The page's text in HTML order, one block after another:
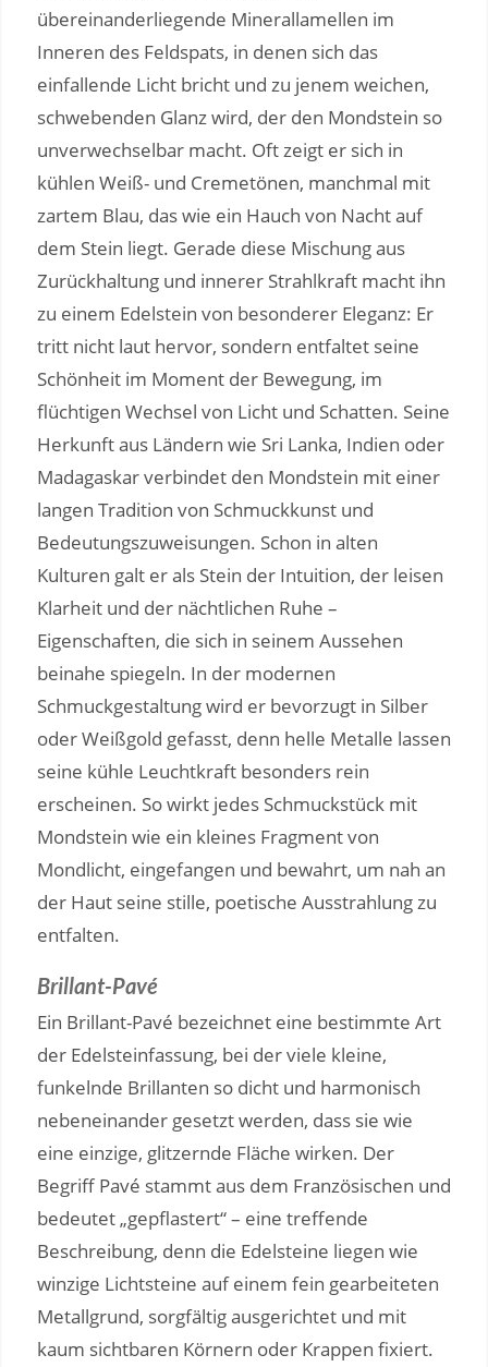
übereinanderliegende Minerallamellen im
Inneren des Feldspats, in denen sich das
einfallende Licht bricht und zu jenem weichen,
schwebenden Glanz wird, der den Mondstein so
unverwechselbar macht. Oft zeigt er sich in
kühlen Weiß- und Cremetönen, manchmal mit
zartem Blau, das wie ein Hauch von Nacht auf
dem Stein liegt. Gerade diese Mischung aus
Zurückhaltung und innerer Strahlkraft macht ihn
zu einem Edelstein von besonderer Eleganz: Er
tritt nicht laut hervor, sondern entfaltet seine
Schönheit im Moment der Bewegung, im
flüchtigen Wechsel von Licht und Schatten. Seine
Herkunft aus Ländern wie Sri Lanka, Indien oder
Madagaskar verbindet den Mondstein mit einer
langen Tradition von Schmuckkunst und
Bedeutungszuweisungen. Schon in alten
Kulturen galt er als Stein der Intuition, der leisen
Klarheit und der nächtlichen Ruhe –
Eigenschaften, die sich in seinem Aussehen
beinahe spiegeln. In der modernen
Schmuckgestaltung wird er bevorzugt in Silber
oder Weißgold gefasst, denn helle Metalle lassen
seine kühle Leuchtkraft besonders rein
erscheinen. So wirkt jedes Schmuckstück mit
Mondstein wie ein kleines Fragment von
Mondlicht, eingefangen und bewahrt, um nah an
der Haut seine stille, poetische Ausstrahlung zu
entfalten.
Brillant-Pavé
Ein Brillant-Pavé bezeichnet eine bestimmte Art
der Edelsteinfassung, bei der viele kleine,
funkelnde Brillanten so dicht und harmonisch
nebeneinander gesetzt werden, dass sie wie
eine einzige, glitzernde Fläche wirken. Der
Begriff Pavé stammt aus dem Französischen und
bedeutet „gepflastert“ – eine treffende
Beschreibung, denn die Edelsteine liegen wie
winzige Lichtsteine auf einem fein gearbeiteten
Metallgrund, sorgfältig ausgerichtet und mit
kaum sichtbaren Körnern oder Krappen fixiert.